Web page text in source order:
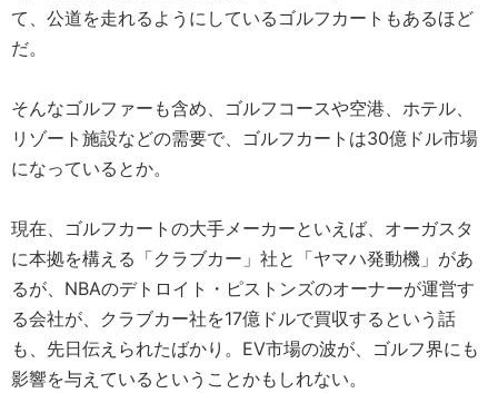
て、公道を走れるようにしているゴルフカートもあるほど
だ。
そんなゴルファーも含め、ゴルフコースや空港、ホテル、
リゾート施設などの需要で、ゴルフカートは30億ドル市場
になっているとか。
現在、ゴルフカートの大手メーカーといえば、オーガスタ
に本拠を構える「クラブカー」社と「ヤマハ発動機」があ
るが、NBAのデトロイト・ピストンズのオーナーが運営す
る会社が、クラブカー社を17億ドルで買収するという話
も、先日伝えられたばかり。EV市場の波が、ゴルフ界にも
影響を与えているということかもしれない。